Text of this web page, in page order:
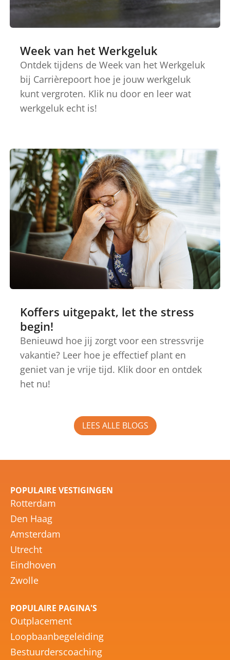
Week van het Werkgeluk
Ontdek tijdens de Week van het Werkgeluk
bij Carrièrepoort hoe je jouw werkgeluk
kunt vergroten. Klik nu door en leer wat
werkgeluk echt is!
Koffers uitgepakt, let the stress
begin!
Benieuwd hoe jij zorgt voor een stressvrije
vakantie? Leer hoe je effectief plant en
geniet van je vrije tijd. Klik door en ontdek
het nu!
LEES ALLE BLOGS
POPULAIRE VESTIGINGEN
Rotterdam
Den Haag
Amsterdam
Utrecht
Eindhoven
Zwolle
POPULAIRE PAGINA'S
Outplacement
Loopbaanbegeleiding
Bestuurderscoaching